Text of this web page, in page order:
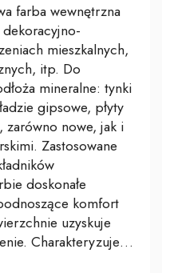
farba wewnętrzna
mieszkalnych,
itp. Do
mineralne: tynki
gipsowe, płyty
nowe, jak i
Zastosowane
doskonałe
komfort
uzyskuje
Charakteryzuje…